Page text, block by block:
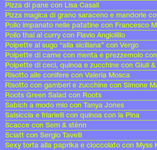
Pizza di pane con Lisa Casali
Pizza magica di grano saraceno e mandorle
Pollo impanato nelle patatine con Francesco
Pollo thai al curry con Flavio Angiolillo
Polpette al sugo “alla siciliana” con Vergo
Polpette di carne con menta e prezzemolo
Polpette di ceci, quinoa e zucchine con Giuli
Risotto alle conifere con Valeria Mosca
Risotto con gamberi e zucchine con Simone
Roots Green Salad con Roots
Sabich a modo mio con Tanya Jones
Salsiccia e friarielli con quinoa con la Pina
Scacce con Sem & stènn
Sciatt con Sergio Tavelli
Sexy torta alla paprika e cioccolato con Myss